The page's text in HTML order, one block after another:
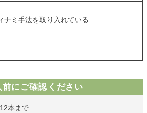
ナミ手法を取り入れている
前にご確認ください
本まで